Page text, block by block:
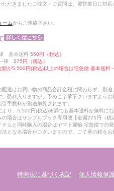
ただきましたご注文・ご質問は、翌営業日に対応
ームからご連絡下さい。
基本送料 550円（税込）
律 275円（税込）
額が5,500円(税込)以上の場合は宅急便 基本送料
送はお買い物の商品合計金額に関わらず、別
。恐れ入りますが、予めご了承下さいますようお
手数料が別途加算されます。
り、5,500円(税込)未満でも基本送料が無料にな
場合はサンプルブック専用便【全国275円（税
テムと同時購入の場合はヤマト運輸 宅急便での発
となる場合がございますので、ご了承の程をお
特商法に基づく表記 個人情報保